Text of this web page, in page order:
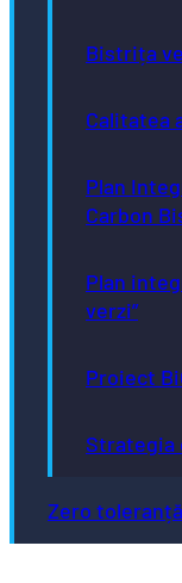
Bistrița
Calitatea
Plan
Carbon
Plan
verzi”
Proiect
Strategia
Zero